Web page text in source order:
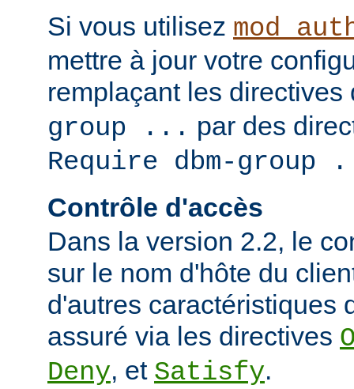
Si vous utilisez
mettre à jour votre
remplaçant les
group ... par des
Require dbm-group
Contrôle d'accès
Dans la version 2.2, le
sur le nom d'hôte du
d'autres caractéristiques
assuré via les directives
Deny, et Satisfy.